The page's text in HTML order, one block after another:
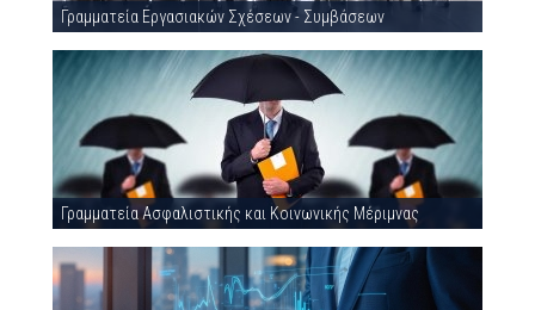
Γραμματεία Εργασιακών Σχέσεων - Συμβάσεων
Γραμματεία Ασφαλιστικής και Κοινωνικής Μέριμνας